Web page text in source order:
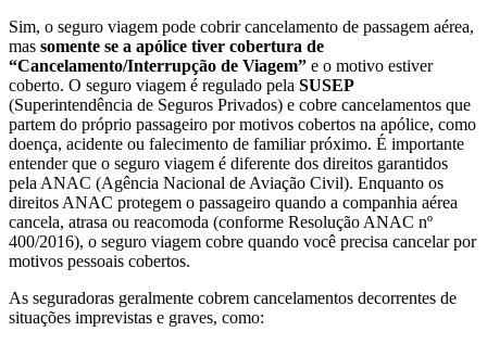
Sim, o seguro viagem pode cobrir cancelamento de passagem aérea,
mas somente se a apólice tiver cobertura de
“Cancelamento/Interrupção de Viagem” e o motivo estiver
coberto. O seguro viagem é regulado pela SUSEP
(Superintendência de Seguros Privados) e cobre cancelamentos que
partem do próprio passageiro por motivos cobertos na apólice, como
doença, acidente ou falecimento de familiar próximo. É importante
entender que o seguro viagem é diferente dos direitos garantidos
pela ANAC (Agência Nacional de Aviação Civil). Enquanto os
direitos ANAC protegem o passageiro quando a companhia aérea
cancela, atrasa ou reacomoda (conforme Resolução ANAC nº
400/2016), o seguro viagem cobre quando você precisa cancelar por
motivos pessoais cobertos.
As seguradoras geralmente cobrem cancelamentos decorrentes de
situações imprevistas e graves, como: